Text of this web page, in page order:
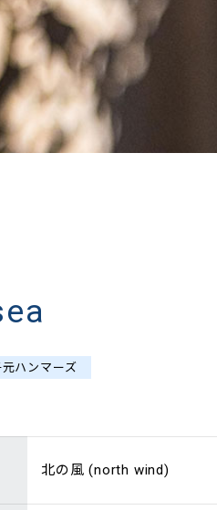
ハンマーズ
北の風 (north wind)